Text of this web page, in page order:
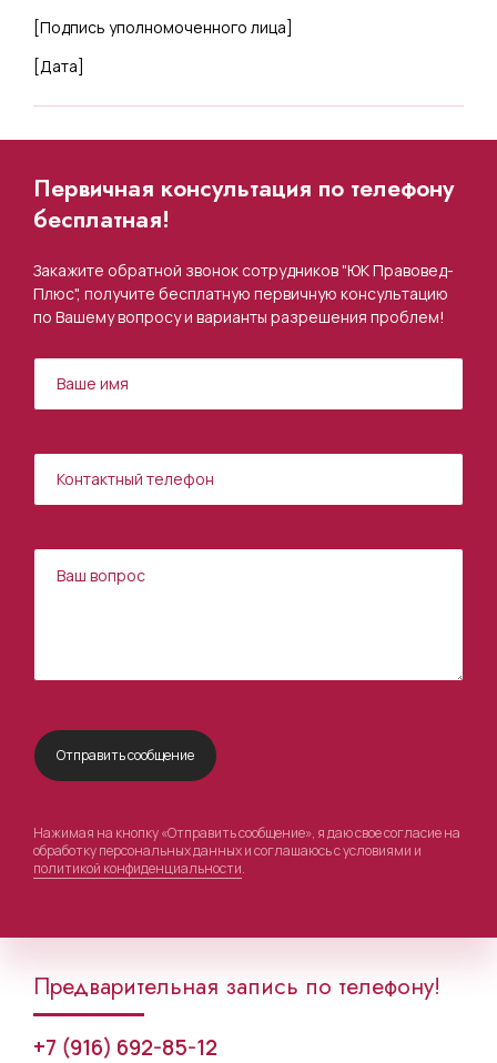
[Подпись уполномоченного лица]
[Дата]
Первичная консультация по телефону
бесплатная!
Закажите обратной звонок сотрудников "ЮК Правовед-
Плюс", получите бесплатную первичную консультацию
по Вашему вопросу и варианты разрешения проблем!
Нажимая на кнопку «Отправить сообщение», я даю свое согласие на
обработку персональных данных и соглашаюсь с условиями и
политикой конфиденциальности.
Предварительная запись по телефону!
+7 (916) 692-85-12